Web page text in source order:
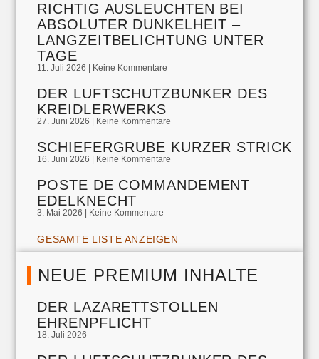
RICHTIG AUSLEUCHTEN BEI
ABSOLUTER DUNKELHEIT –
LANGZEITBELICHTUNG UNTER
TAGE
11. Juli 2026 Keine Kommentare
DER LUFTSCHUTZBUNKER DES
KREIDLERWERKS
27. Juni 2026 Keine Kommentare
SCHIEFERGRUBE KURZER STRICK
16. Juni 2026 Keine Kommentare
POSTE DE COMMANDEMENT
EDELKNECHT
3. Mai 2026 Keine Kommentare
GESAMTE LISTE ANZEIGEN
NEUE PREMIUM INHALTE
DER LAZARETTSTOLLEN
EHRENPFLICHT
18. Juli 2026